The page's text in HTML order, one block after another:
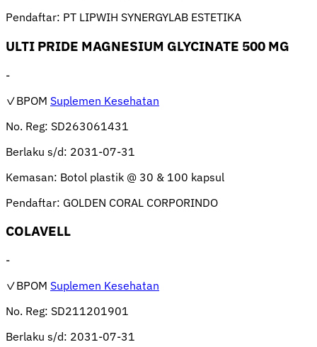
Pendaftar: PT LIPWIH SYNERGYLAB ESTETIKA
ULTI PRIDE MAGNESIUM GLYCINATE 500 MG
-
✓BPOM Suplemen Kesehatan
No. Reg: SD263061431
Berlaku s/d: 2031-07-31
Kemasan: Botol plastik @ 30 & 100 kapsul
Pendaftar: GOLDEN CORAL CORPORINDO
COLAVELL
-
✓BPOM Suplemen Kesehatan
No. Reg: SD211201901
Berlaku s/d: 2031-07-31